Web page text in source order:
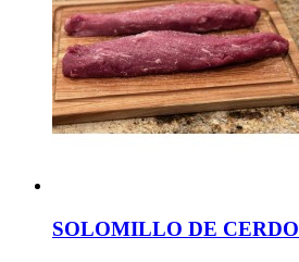
SOLOMILLO DE CERDO